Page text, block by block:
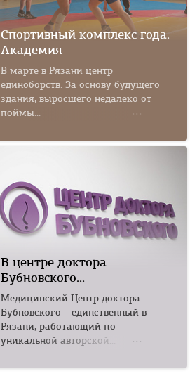
Спортивный комплекс года.
Академия
В марте в Рязани центр
единоборств. За основу будущего
здания, выросшего недалеко от
поймы...
В центре доктора
Бубновского...
Медицинский Центр доктора
Бубновского – единственный в
Рязани, работающий по
уникальной авторской...